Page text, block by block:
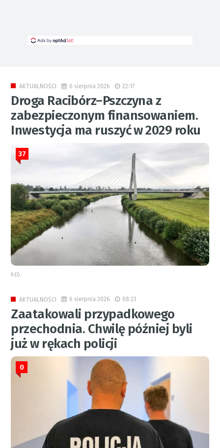
AKTUALNOŚCI 6 sierpnia 2026 22:17
Droga Racibórz–Pszczyna z
zabezpieczonym finansowaniem.
Inwestycja ma ruszyć w 2029 roku
37
RED.
AKTUALNOŚCI 6 sierpnia 2026 08:23
Zaatakowali przypadkowego
przechodnia. Chwilę później byli
już w rękach policji
0